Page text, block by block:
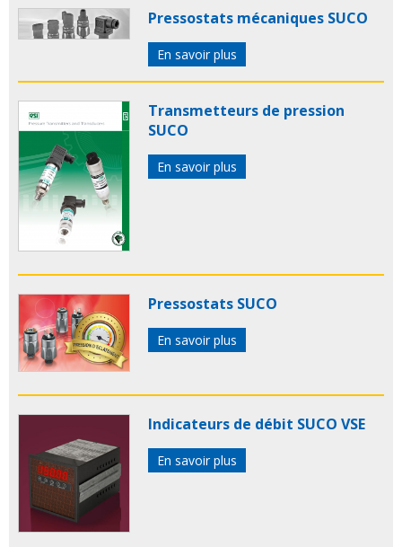
Pressostats mécaniques SUCO
En savoir plus
Transmetteurs de pression
SUCO
En savoir plus
Pressostats SUCO
En savoir plus
Indicateurs de débit SUCO VSE
En savoir plus